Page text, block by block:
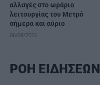
αλλαγές στο ωράριο
λειτουργίας του Μετρό
σήμερα και αύριο
06/08/2026
ΡΟΗ ΕΙΔΗΣΕΩΝ